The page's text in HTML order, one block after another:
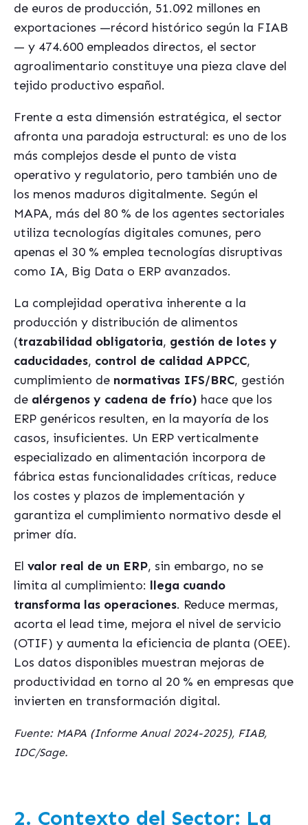
de euros de producción, 51.092 millones en
exportaciones —récord histórico según la FIAB
— y 474.600 empleados directos, el sector
agroalimentario constituye una pieza clave del
tejido productivo español.
Frente a esta dimensión estratégica, el sector
afronta una paradoja estructural: es uno de los
más complejos desde el punto de vista
operativo y regulatorio, pero también uno de
los menos maduros digitalmente. Según el
MAPA, más del 80 % de los agentes sectoriales
utiliza tecnologías digitales comunes, pero
apenas el 30 % emplea tecnologías disruptivas
como IA, Big Data o ERP avanzados.
La complejidad operativa inherente a la
producción y distribución de alimentos
(trazabilidad obligatoria, gestión de lotes y
caducidades, control de calidad APPCC,
cumplimiento de normativas IFS/BRC, gestión
de alérgenos y cadena de frío) hace que los
ERP genéricos resulten, en la mayoría de los
casos, insuficientes. Un ERP verticalmente
especializado en alimentación incorpora de
fábrica estas funcionalidades críticas, reduce
los costes y plazos de implementación y
garantiza el cumplimiento normativo desde el
primer día.
El valor real de un ERP, sin embargo, no se
limita al cumplimiento: llega cuando
transforma las operaciones. Reduce mermas,
acorta el lead time, mejora el nivel de servicio
(OTIF) y aumenta la eficiencia de planta (OEE).
Los datos disponibles muestran mejoras de
productividad en torno al 20 % en empresas que
invierten en transformación digital.
Fuente: MAPA (Informe Anual 2024-2025), FIAB,
IDC/Sage.
2. Contexto del Sector: La